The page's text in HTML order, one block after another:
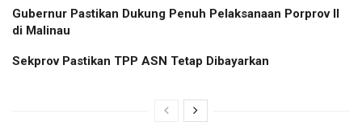
Gubernur Pastikan Dukung Penuh Pelaksanaan Porprov II
di Malinau
Sekprov Pastikan TPP ASN Tetap Dibayarkan